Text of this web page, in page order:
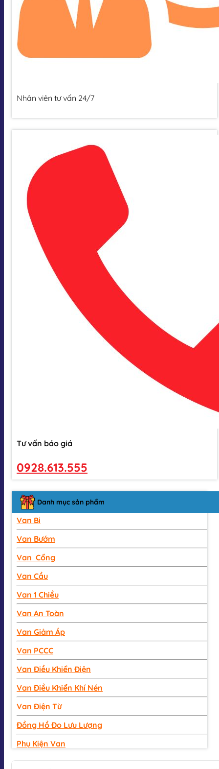
Nhân viên tư vấn 24/7
Tư vấn báo giá
0928.613.555
Danh mục sản phẩm
Van Bi
Van Bướm
Van Cổng
Van Cầu
Van 1 Chiều
Van An Toàn
Van Giảm Áp
Van PCCC
Van Điều Khiển Điện
Van Điều Khiển Khí Nén
Van Điện Từ
Đồng Hồ Đo Lưu Lượng
Phụ Kiện Van